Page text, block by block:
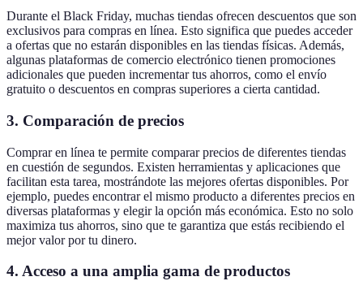
Durante el Black Friday, muchas tiendas ofrecen descuentos que son
exclusivos para compras en línea. Esto significa que puedes acceder
a ofertas que no estarán disponibles en las tiendas físicas. Además,
algunas plataformas de comercio electrónico tienen promociones
adicionales que pueden incrementar tus ahorros, como el envío
gratuito o descuentos en compras superiores a cierta cantidad.
3. Comparación de precios
Comprar en línea te permite comparar precios de diferentes tiendas
en cuestión de segundos. Existen herramientas y aplicaciones que
facilitan esta tarea, mostrándote las mejores ofertas disponibles. Por
ejemplo, puedes encontrar el mismo producto a diferentes precios en
diversas plataformas y elegir la opción más económica. Esto no solo
maximiza tus ahorros, sino que te garantiza que estás recibiendo el
mejor valor por tu dinero.
4. Acceso a una amplia gama de productos